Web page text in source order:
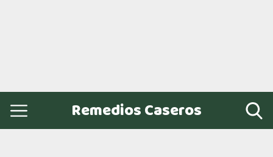
Remedios Caseros